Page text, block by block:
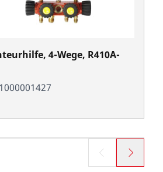
4-Wege, R410A-